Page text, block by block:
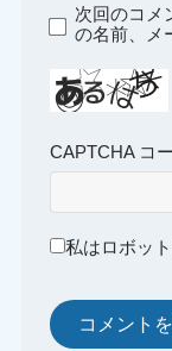
次回のコメ
の名前、メ
CAPTCHA コ
私はロボッ